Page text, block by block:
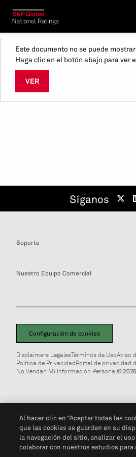
Este documento no se puede
Haga clic en el botón abajo para ver
VER
Síganos
Soporte
Nuestro Equipo Comercial
Configuración de cookies
Disclaimers LegalesTérminos de UsoAviso
Política de PrivacidadPortal de privacidad
No Vendan Mi Información Personal©
Al hacer clic en “Aceptar todas las
que las cookies se guarden en su
la navegación del sitio, analizar el
colaborar con nuestros estudios para